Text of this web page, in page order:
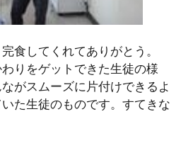
食してくれてありがとう。
りをゲットできた生徒の様
がスムーズに片付けできるよ
た生徒のものです。すてきな